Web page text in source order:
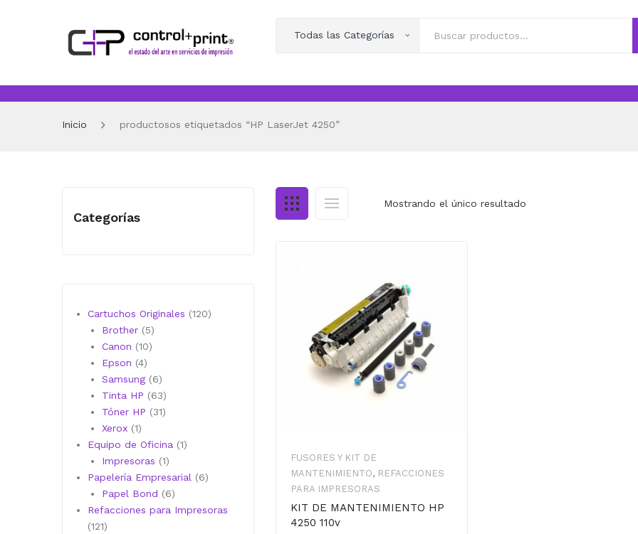
Todas las Categorías
Inicio productosos etiquetados “HP LaserJet 4250”
Mostrando el único resultado
FUSORES Y KIT DE
MANTENIMIENTO, REFACCIONES
PARA IMPRESORAS
KIT DE MANTENIMIENTO HP
4250 110v
Categorías
Cartuchos Originales 120120
Brother 55
productos
Canon 1010
Epson 44
productos
Samsung 66
productos
Tinta HP 6363
productos
Tóner HP 3131
Xerox 11
producto
Equipo de Oficina 11
Impresoras 11
producto
Papelería Empresarial 66
Papel Bond 66
productos
Refacciones para Impresoras
121121